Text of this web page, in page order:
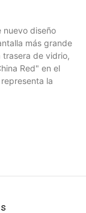
nuevo diseño
más grande
trasera de vidrio,
Red" en el
la